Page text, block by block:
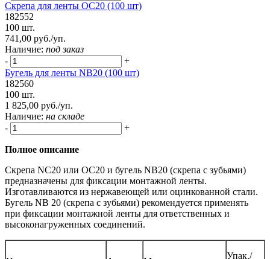
Скрепа для ленты ОC20 (100 шт)
182552
100 шт.
741,00 руб./уп.
Наличие: под заказ
-
+
Бугель для ленты NB20 (100 шт)
182560
100 шт.
1 825,00 руб./уп.
Наличие: на складе
-
+
Полное описание
Скрепа NC20 или OC20 и бугель NB20 (скрепа с зубьями)
предназначены для фиксации монтажной ленты.
Изготавливаются из нержавеющей или оцинкованной стали.
Бугель NB 20 (скрепа с зубьями) рекомендуется применять
при фиксации монтажной ленты для ответственных и
высоконагруженных соединений.
Упак./